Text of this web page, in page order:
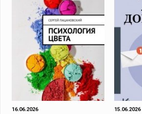
16.06.2026 15.06.2026